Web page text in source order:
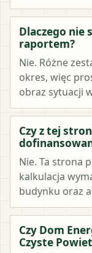
Dlaczego nie
raportem?
Nie. Różne
okres, więc
obraz sytuacji
Czy z tej
Nie. Ta strona
kalkulacja
budynku oraz
Czy Dom
Czyste